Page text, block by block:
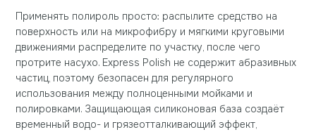
Применять полироль просто: распылите средство на
поверхность или на микрофибру и мягкими круговыми
движениями распределите по участку, после чего
протрите насухо. Express Polish не содержит абразивных
частиц, поэтому безопасен для регулярного
использования между полноценными мойками и
полировками. Защищающая силиконовая база создаёт
временный водо- и грязеотталкивающий эффект,